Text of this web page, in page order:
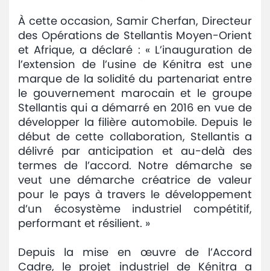
À cette occasion, Samir Cherfan, Directeur
des Opérations de Stellantis Moyen-Orient
et Afrique, a déclaré : « L’inauguration de
l’extension de l’usine de Kénitra est une
marque de la solidité du partenariat entre
le gouvernement marocain et le groupe
Stellantis qui a démarré en 2016 en vue de
développer la filière automobile. Depuis le
début de cette collaboration, Stellantis a
délivré par anticipation et au-delà des
termes de l’accord. Notre démarche se
veut une démarche créatrice de valeur
pour le pays à travers le développement
d’un écosystème industriel compétitif,
performant et résilient. »
Depuis la mise en œuvre de l’Accord
Cadre, le projet industriel de Kénitra a